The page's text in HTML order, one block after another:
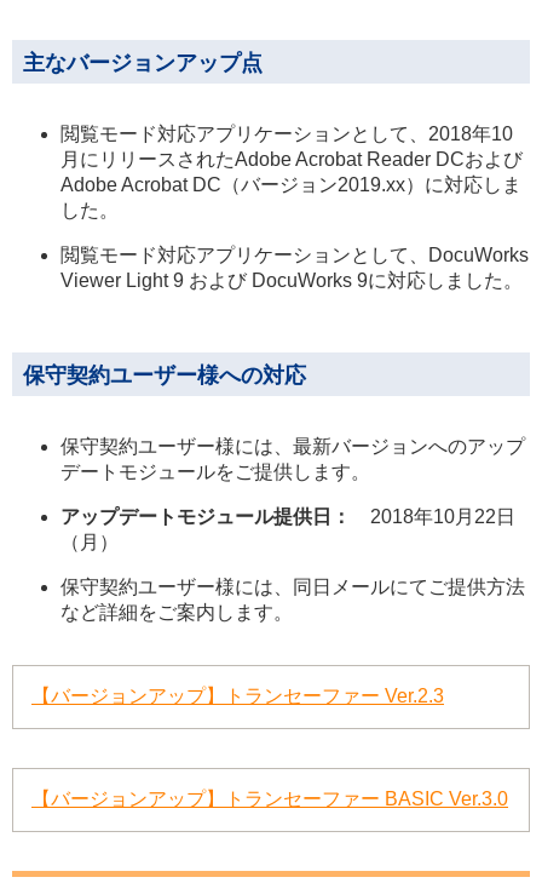
主なバージョンアップ点
閲覧モード対応アプリケーションとして、2018年10
月にリリースされたAdobe Acrobat Reader DCおよび
Adobe Acrobat DC（バージョン2019.xx）に対応しま
した。
閲覧モード対応アプリケーションとして、DocuWorks
Viewer Light 9 および DocuWorks 9に対応しました。
保守契約ユーザー様への対応
保守契約ユーザー様には、最新バージョンへのアップ
デートモジュールをご提供します。
アップデートモジュール提供日：
2018年10月22日
（月）
保守契約ユーザー様には、同日メールにてご提供方法
など詳細をご案内します。
【バージョンアップ】トランセーファー Ver.2.3
【バージョンアップ】トランセーファー BASIC Ver.3.0